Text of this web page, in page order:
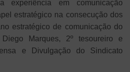
experiência em comunicação
estratégico na consecução dos
estratégico de comunicação do
Marques, 2º tesoureiro e
e Divulgação do Sindicato